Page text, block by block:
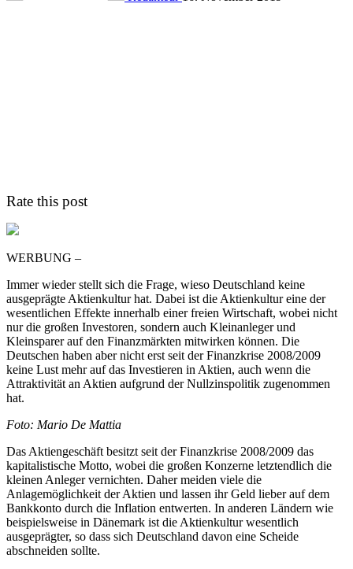
Rate this post
WERBUNG –
Immer wieder stellt sich die Frage, wieso Deutschland keine
ausgeprägte Aktienkultur hat. Dabei ist die Aktienkultur eine der
wesentlichen Effekte innerhalb einer freien Wirtschaft, wobei nicht
nur die großen Investoren, sondern auch Kleinanleger und
Kleinsparer auf den Finanzmärkten mitwirken können. Die
Deutschen haben aber nicht erst seit der Finanzkrise 2008/2009
keine Lust mehr auf das Investieren in Aktien, auch wenn die
Attraktivität an Aktien aufgrund der Nullzinspolitik zugenommen
hat.
Foto: Mario De Mattia
Das Aktiengeschäft besitzt seit der Finanzkrise 2008/2009 das
kapitalistische Motto, wobei die großen Konzerne letztendlich die
kleinen Anleger vernichten. Daher meiden viele die
Anlagemöglichkeit der Aktien und lassen ihr Geld lieber auf dem
Bankkonto durch die Inflation entwerten. In anderen Ländern wie
beispielsweise in Dänemark ist die Aktienkultur wesentlich
ausgeprägter, so dass sich Deutschland davon eine Scheide
abschneiden sollte.